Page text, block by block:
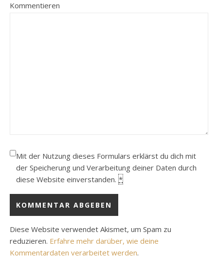
Kommentieren
Mit der Nutzung dieses Formulars erklärst du dich mit
der Speicherung und Verarbeitung deiner Daten durch
diese Website einverstanden. *
Diese Website verwendet Akismet, um Spam zu
reduzieren. Erfahre mehr darüber, wie deine
Kommentardaten verarbeitet werden.